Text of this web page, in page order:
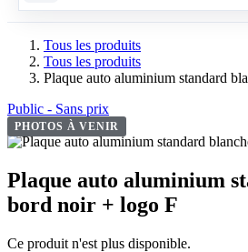
Tous les produits
Tous les produits
Plaque auto aluminium standard
Public - Sans prix
PHOTOS À VENIR
Plaque auto aluminium
bord noir + logo F
Ce produit n'est plus disponible.